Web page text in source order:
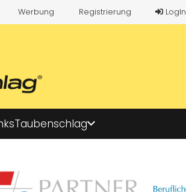
Werbung Registrierung LogIn
Taubenschlag